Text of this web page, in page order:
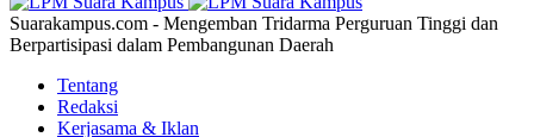
Suarakampus.com - Mengemban Tridarma Perguruan Tinggi dan
Berpartisipasi dalam Pembangunan Daerah
Tentang
Redaksi
Kerjasama & Iklan